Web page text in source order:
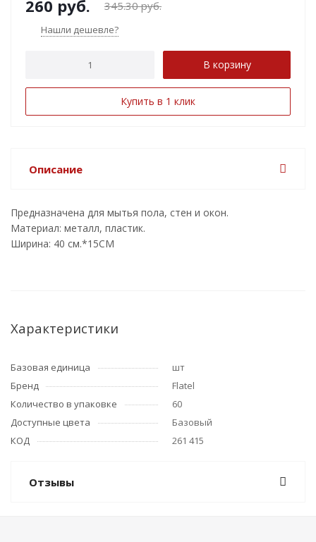
260 руб. 345.30руб.
Нашли дешевле?
В корзину
Купить в 1 клик
Описание
Предназначена для мытья пола, стен и окон.
Материал: металл, пластик.
Ширина: 40 см.*15СМ
Характеристики
Базовая единица
шт
Бренд
Flatel
Количество в упаковке
60
Доступные цвета
Базовый
КОД
261 415
Отзывы